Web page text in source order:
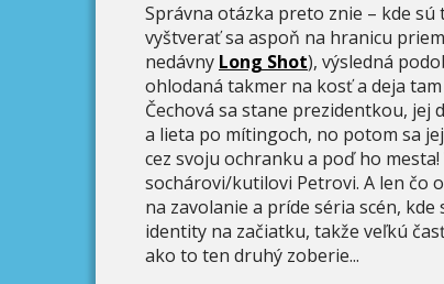
Správna otázka preto znie – kde
vyštverať sa aspoň na hranicu
nedávny Long Shot), výsledná
ohlodaná takmer na kosť a deja
Čechová sa stane prezidentkou, jej
a lieta po mítingoch, no potom sa
cez svoju ochranku a poď ho
sochárovi/kutilovi Petrovi. A len čo
na zavolanie a príde séria scén,
identity na začiatku, takže veľkú
ako to ten druhý zoberie...